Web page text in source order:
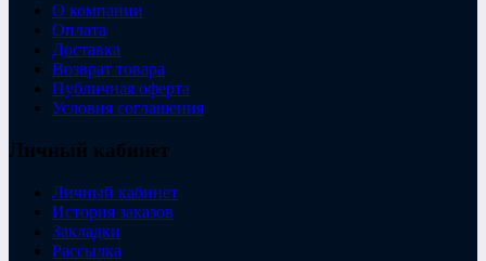
О компании
Оплата
Доставка
Возврат товара
Публичная оферта
Условия соглашения
Личный кабинет
Личный кабинет
История заказов
Закладки
Рассылка